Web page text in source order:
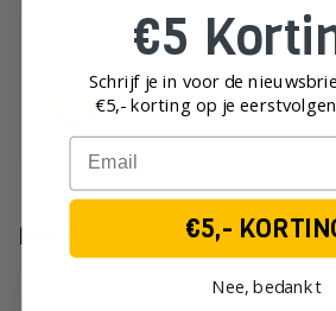
Heeft u vragen over dit
Of heeft u hulp nodig bij
order?
Neem dan gerust contact
klantenservice!
Recent bekeken
€5
Schrijf je in voor de
€5,- korting op je eerst
Email
€5,-
Nee, bedankt